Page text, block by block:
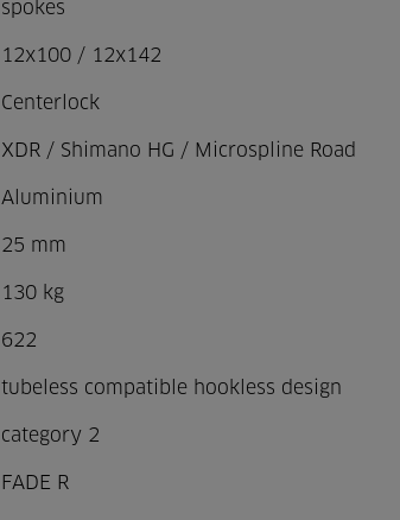
spokes
12x100 / 12x142
Centerlock
XDR / Shimano HG / Microspline Road
Aluminium
25 mm
130 kg
622
tubeless compatible hookless design
category 2
FADE R